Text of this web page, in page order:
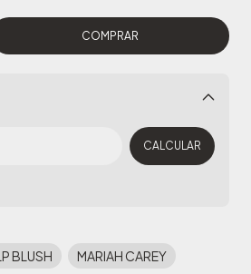
Alterar CEP
CALCULAR
BLUSH
MARIAH CAREY